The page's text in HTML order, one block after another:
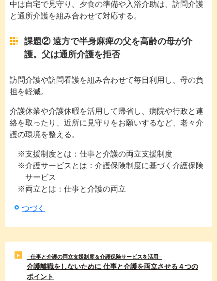
中は自宅で見守り。夕食の準備や入浴介助は、訪問介護
と通所介護を組み合わせて対応する。
課題② 遠方で半身麻痺の父を高齢の母が介
護。父は通所介護を拒否
訪問介護や訪問看護を組み合わせて毎日利用し、母の負
担を軽減。
介護休業や介護休暇を活用して帰省し、病院や行政と連
絡を取ったり、近所に見守りをお願いするなど、老々介
護の環境を整える。
支援制度とは：仕事と介護の両立支援制度
介護サービスとは：介護保険制度に基づく介護保険
サービス
両立とは：仕事と介護の両立
つづく
─仕事と介護の両立支援制度＆介護保険サービスを活用─
介護離職をしないために 仕事と介護を両立させる４つの
ポイント